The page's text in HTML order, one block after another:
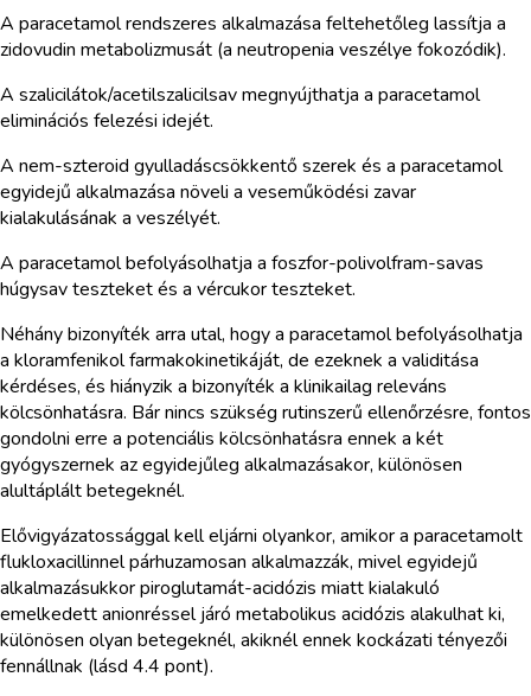
A paracetamol rendszeres alkalmazása feltehetőleg lassítja a
zidovudin metabolizmusát (a neutropenia veszélye fokozódik).
A szalicilátok/acetilszalicilsav megnyújthatja a paracetamol
eliminációs felezési idejét.
A nem-szteroid gyulladáscsökkentő szerek és a paracetamol
egyidejű alkalmazása növeli a veseműködési zavar
kialakulásának a veszélyét.
A paracetamol befolyásolhatja a foszfor-polivolfram-savas
húgysav teszteket és a vércukor teszteket.
Néhány bizonyíték arra utal, hogy a paracetamol befolyásolhatja
a kloramfenikol farmakokinetikáját, de ezeknek a validitása
kérdéses, és hiányzik a bizonyíték a klinikailag releváns
kölcsönhatásra. Bár nincs szükség rutinszerű ellenőrzésre, fontos
gondolni erre a potenciális kölcsönhatásra ennek a két
gyógyszernek az egyidejűleg alkalmazásakor, különösen
alultáplált betegeknél.
Elővigyázatossággal kell eljárni olyankor, amikor a paracetamolt
flukloxacillinnel párhuzamosan alkalmazzák, mivel egyidejű
alkalmazásukkor piroglutamát-acidózis miatt kialakuló
emelkedett anionréssel járó metabolikus acidózis alakulhat ki,
különösen olyan betegeknél, akiknél ennek kockázati tényezői
fennállnak (lásd 4.4 pont).